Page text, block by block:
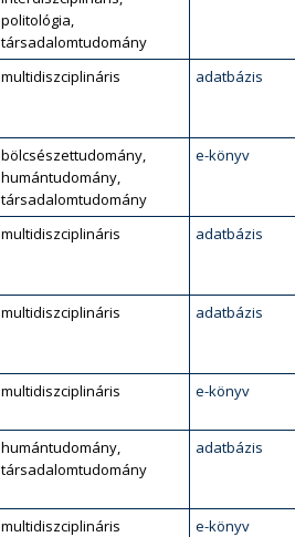
politológia,
társadalomtudomány
multidiszciplináris adatbázis
bölcsészettudomány,
humántudomány,
társadalomtudomány
e-könyv
multidiszciplináris adatbázis
multidiszciplináris adatbázis
multidiszciplináris e-könyv
humántudomány,
társadalomtudomány
adatbázis
multidiszciplináris
e-könyv